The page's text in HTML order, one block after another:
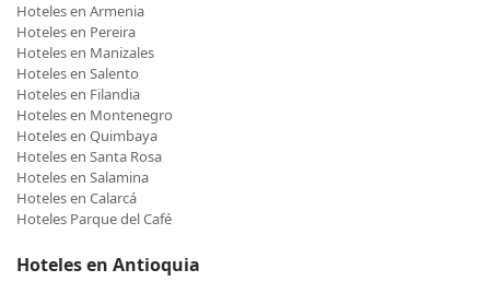
Hoteles en Armenia
Hoteles en Pereira
Hoteles en Manizales
Hoteles en Salento
Hoteles en Filandia
Hoteles en Montenegro
Hoteles en Quimbaya
Hoteles en Santa Rosa
Hoteles en Salamina
Hoteles en Calarcá
Hoteles Parque del Café
Hoteles en Antioquia